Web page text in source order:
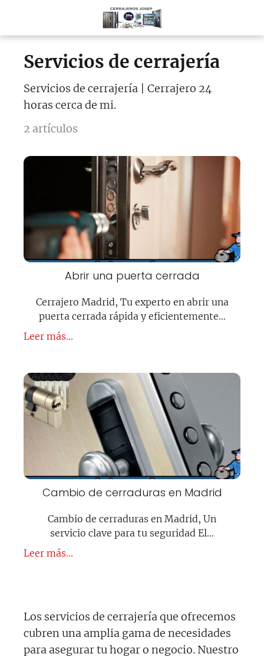
Servicios de cerrajería
Servicios de cerrajería | Cerrajero 24
horas cerca de mi.
2 artículos
Abrir una puerta cerrada
Cerrajero Madrid, Tu experto en abrir una
puerta cerrada rápida y eficientemente…
Leer más...
Cambio de cerraduras en Madrid
Cambio de cerraduras en Madrid, Un
servicio clave para tu seguridad El…
Leer más...
Los servicios de cerrajería que ofrecemos
cubren una amplia gama de necesidades
para asegurar tu hogar o negocio. Nuestro